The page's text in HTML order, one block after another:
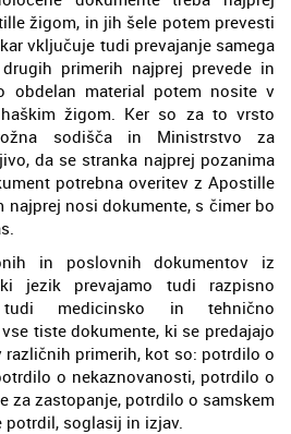
žigom, in jih šele potem prevesti
vključuje tudi prevajanje samega
primerih najprej prevede in
obdelan material potem nosite v
žigom. Ker so za to vrsto
sodišča in Ministrstvo za
da se stranka najprej pozanima
potrebna overitev z Apostille
najprej nosi dokumente, s čimer bo
in poslovnih dokumentov iz
jezik prevajamo tudi razpisno
medicinsko in tehnično
tiste dokumente, ki se predajajo
primerih, kot so: potrdilo o
o nekaznovanosti, potrdilo o
za zastopanje, potrdilo o samskem
soglasij in izjav.